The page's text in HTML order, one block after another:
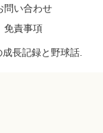
問い合わせ
免責事項
長記録と野球話.